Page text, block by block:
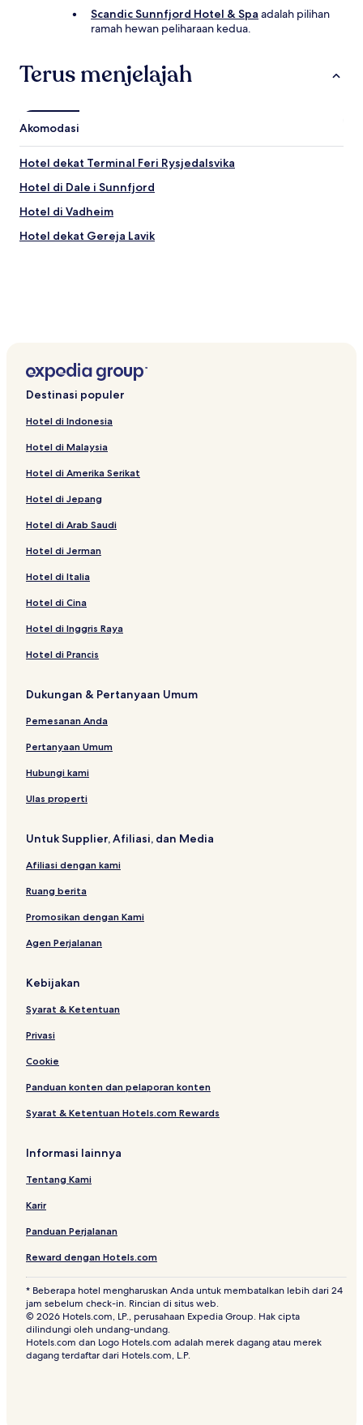
Scandic Sunnfjord Hotel & Spa adalah pilihan
ramah hewan peliharaan kedua.
Terus menjelajah
Akomodasi
Hotel dekat Terminal Feri Rysjedalsvika
Hotel di Dale i Sunnfjord
Hotel di Vadheim
Hotel dekat Gereja Lavik
Destinasi populer
Hotel di Indonesia
Hotel di Malaysia
Hotel di Amerika Serikat
Hotel di Jepang
Hotel di Arab Saudi
Hotel di Jerman
Hotel di Italia
Hotel di Cina
Hotel di Inggris Raya
Hotel di Prancis
Dukungan & Pertanyaan Umum
Pemesanan Anda
Pertanyaan Umum
Hubungi kami
Ulas properti
Untuk Supplier, Afiliasi, dan Media
Afiliasi dengan kami
Ruang berita
Promosikan dengan Kami
Agen Perjalanan
Kebijakan
Syarat & Ketentuan
Privasi
Cookie
Panduan konten dan pelaporan konten
Syarat & Ketentuan Hotels.com Rewards
Informasi lainnya
Tentang Kami
Karir
Panduan Perjalanan
Reward dengan Hotels.com
* Beberapa hotel mengharuskan Anda untuk membatalkan lebih dari 24
jam sebelum check-in. Rincian di situs web.
© 2026 Hotels.com, LP., perusahaan Expedia Group. Hak cipta
dilindungi oleh undang-undang.
Hotels.com dan Logo Hotels.com adalah merek dagang atau merek
dagang terdaftar dari Hotels.com, L.P.